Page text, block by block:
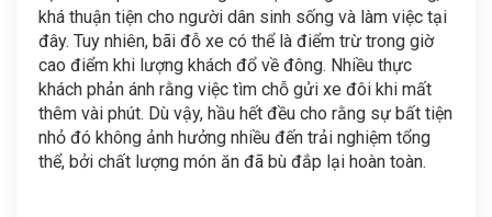
khá thuận tiện cho người dân sinh sống và làm việc tại
đây. Tuy nhiên, bãi đỗ xe có thể là điểm trừ trong giờ
cao điểm khi lượng khách đổ về đông. Nhiều thực
khách phản ánh rằng việc tìm chỗ gửi xe đôi khi mất
thêm vài phút. Dù vậy, hầu hết đều cho rằng sự bất tiện
nhỏ đó không ảnh hưởng nhiều đến trải nghiệm tổng
thể, bởi chất lượng món ăn đã bù đắp lại hoàn toàn.